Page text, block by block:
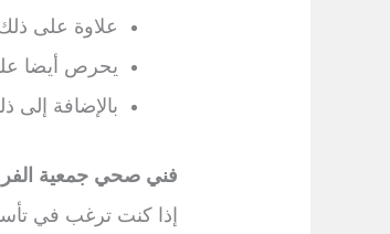
علاوة على
يحرص أيضا
بالإضافة إلى
فني صحي جمعية
إذا كنت ترغب في